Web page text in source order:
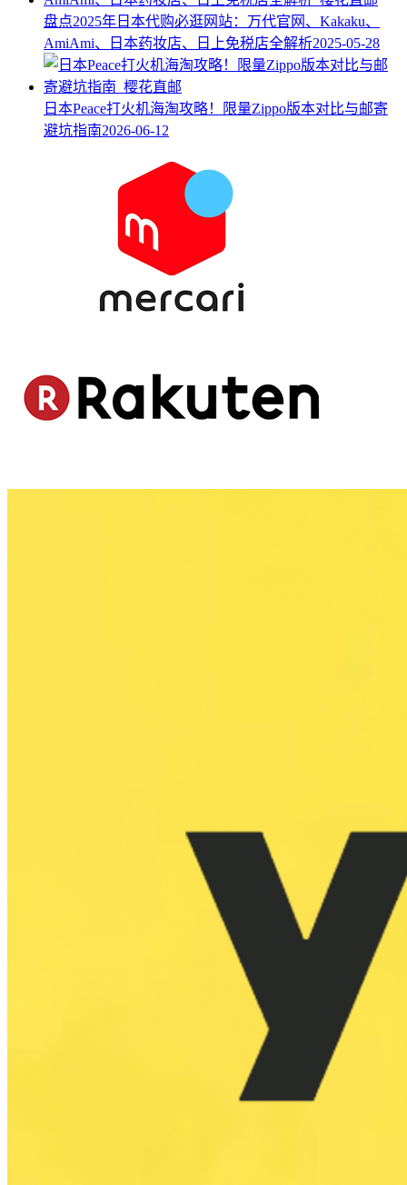
盘点2025年日本代购必逛网站：万代官网、Kakaku、
AmiAmi、日本药妆店、日上免税店全解析2025-05-28
日本Peace打火机海淘攻略！限量Zippo版本对比与邮寄
避坑指南2026-06-12